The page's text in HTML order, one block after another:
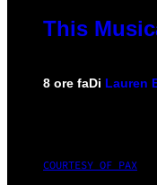
This
8 ore faDi Lauren
COURTESY OF PAX